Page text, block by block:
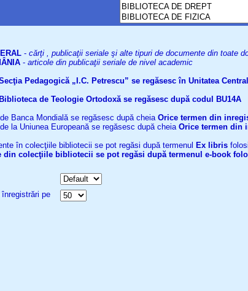
- cărţi , publicaţii seriale şi alte tipuri de documente din toate
- articole din publicaţii seriale de nivel academic
Pedagogică „I.C. Petrescu” se regăsesc în Unitatea
de Teologie Ortodoxă se regăsesc după codul BU14A
Banca Mondială se regăsesc după cheia Orice termen din
la Uniunea Europeană se regăsesc după cheia Orice termen din
în colecţiile bibliotecii se pot regăsi după termenul Ex libris
din colecţiile bibliotecii se pot regăsi după termenul e-book
pe